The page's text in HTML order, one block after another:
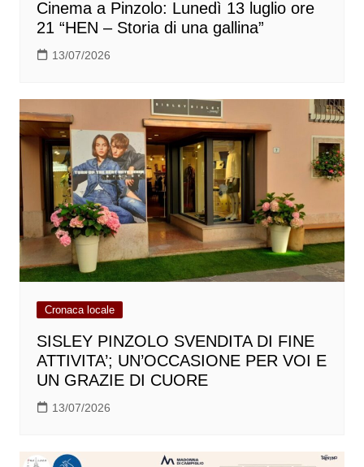
Cinema a Pinzolo: Lunedì 13 luglio ore
21 “HEN – Storia di una gallina”
13/07/2026
Cronaca locale
SISLEY PINZOLO SVENDITA DI FINE
ATTIVITA’; UN’OCCASIONE PER VOI E
UN GRAZIE DI CUORE
13/07/2026